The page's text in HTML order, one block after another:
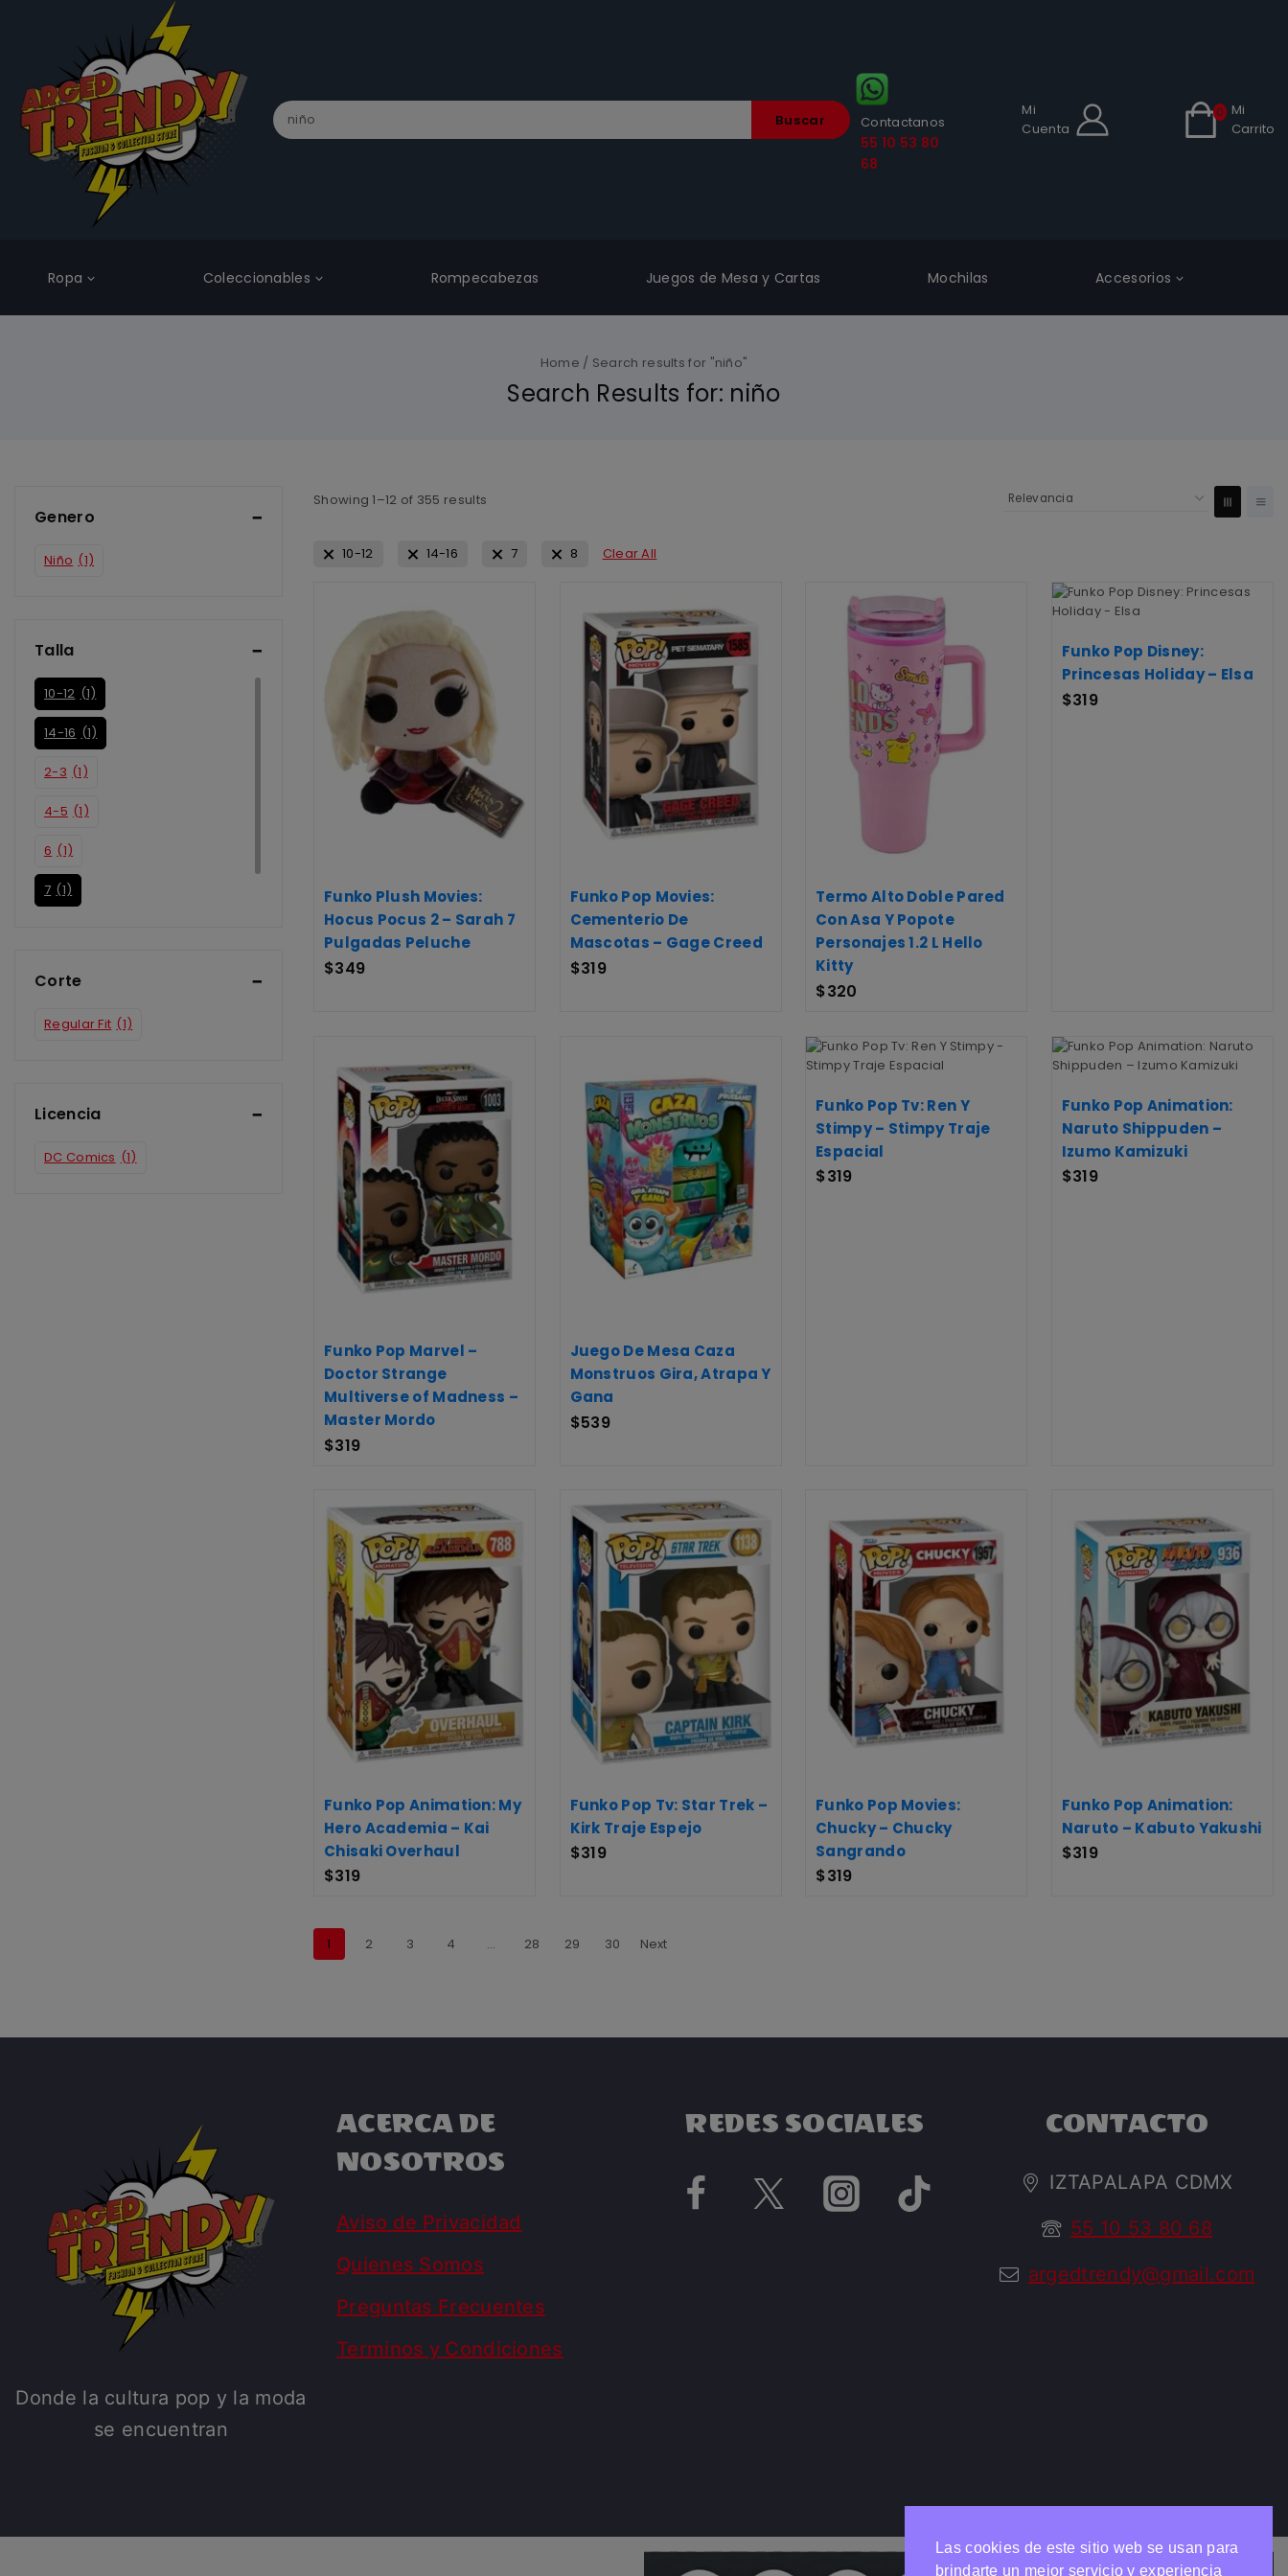
Buscar Contactanos
55 10 53 80
68
Mi
Cuenta
0
Mi
Carrito
Ropa Coleccionables Rompecabezas Juegos de Mesa y Cartas Mochilas Accesorios
Home / Search results for "niño"
Search Results for: niño
Showing 1–12 of 355 results
10-12 14-16 7 8 Clear All
Funko Plush Movies:
Hocus Pocus 2 – Sarah 7
Pulgadas Peluche
$349
Funko Pop Movies:
Cementerio De
Mascotas – Gage Creed
$319
Termo Alto Doble Pared
Con Asa Y Popote
Personajes 1.2 L Hello
Kitty
$320
Funko Pop Disney:
Princesas Holiday – Elsa
$319
Funko Pop Marvel –
Doctor Strange
Multiverse of Madness –
Master Mordo
$319
Juego De Mesa Caza
Monstruos Gira, Atrapa Y
Gana
$539
Funko Pop Tv: Ren Y
Stimpy – Stimpy Traje
Espacial
$319
Funko Pop Animation:
Naruto Shippuden –
Izumo Kamizuki
$319
Funko Pop Animation: My
Hero Academia – Kai
Chisaki Overhaul
$319
Funko Pop Tv: Star Trek –
Kirk Traje Espejo
$319
Funko Pop Movies:
Chucky – Chucky
Sangrando
$319
Funko Pop Animation:
Naruto – Kabuto Yakushi
$319
1 2 3 4 … 28 29 30 Next
Genero
Niño (1)
Talla
10-12 (1)
14-16 (1)
2-3 (1)
4-5 (1)
6 (1)
7 (1)
Corte
Regular Fit (1)
Licencia
DC Comics (1)
Donde la cultura pop y la moda
se encuentran
ACERCA DE
NOSOTROS
Aviso de Privacidad
Quienes Somos
Preguntas Frecuentes
Terminos y Condiciones
REDES SOCIALES CONTACTO
IZTAPALAPA CDMX
55 10 53 80 68
argedtrendy@gmail.com
Las cookies de este sitio web se usan para
brindarte un mejor servicio y experiencia